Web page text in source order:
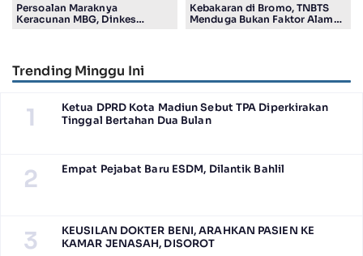
Persoalan Maraknya
Keracunan MBG, Dinkes
Kebakaran di Bromo, TNBTS
Menduga Bukan Faktor Alam
Trending Minggu Ini
1
Ketua DPRD Kota Madiun Sebut TPA Diperkirakan
Tinggal Bertahan Dua Bulan
2 Empat Pejabat Baru ESDM, Dilantik Bahlil
3
KEUSILAN DOKTER BENI, ARAHKAN PASIEN KE
KAMAR JENASAH, DISOROT